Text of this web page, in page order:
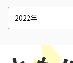
2022年